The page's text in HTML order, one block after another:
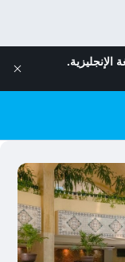
الإنجليزية.